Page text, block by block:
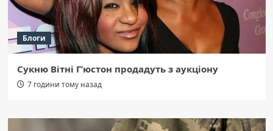
Блоги
Сукню Вітні Г’юстон продадуть з аукціону
7 години тому назад